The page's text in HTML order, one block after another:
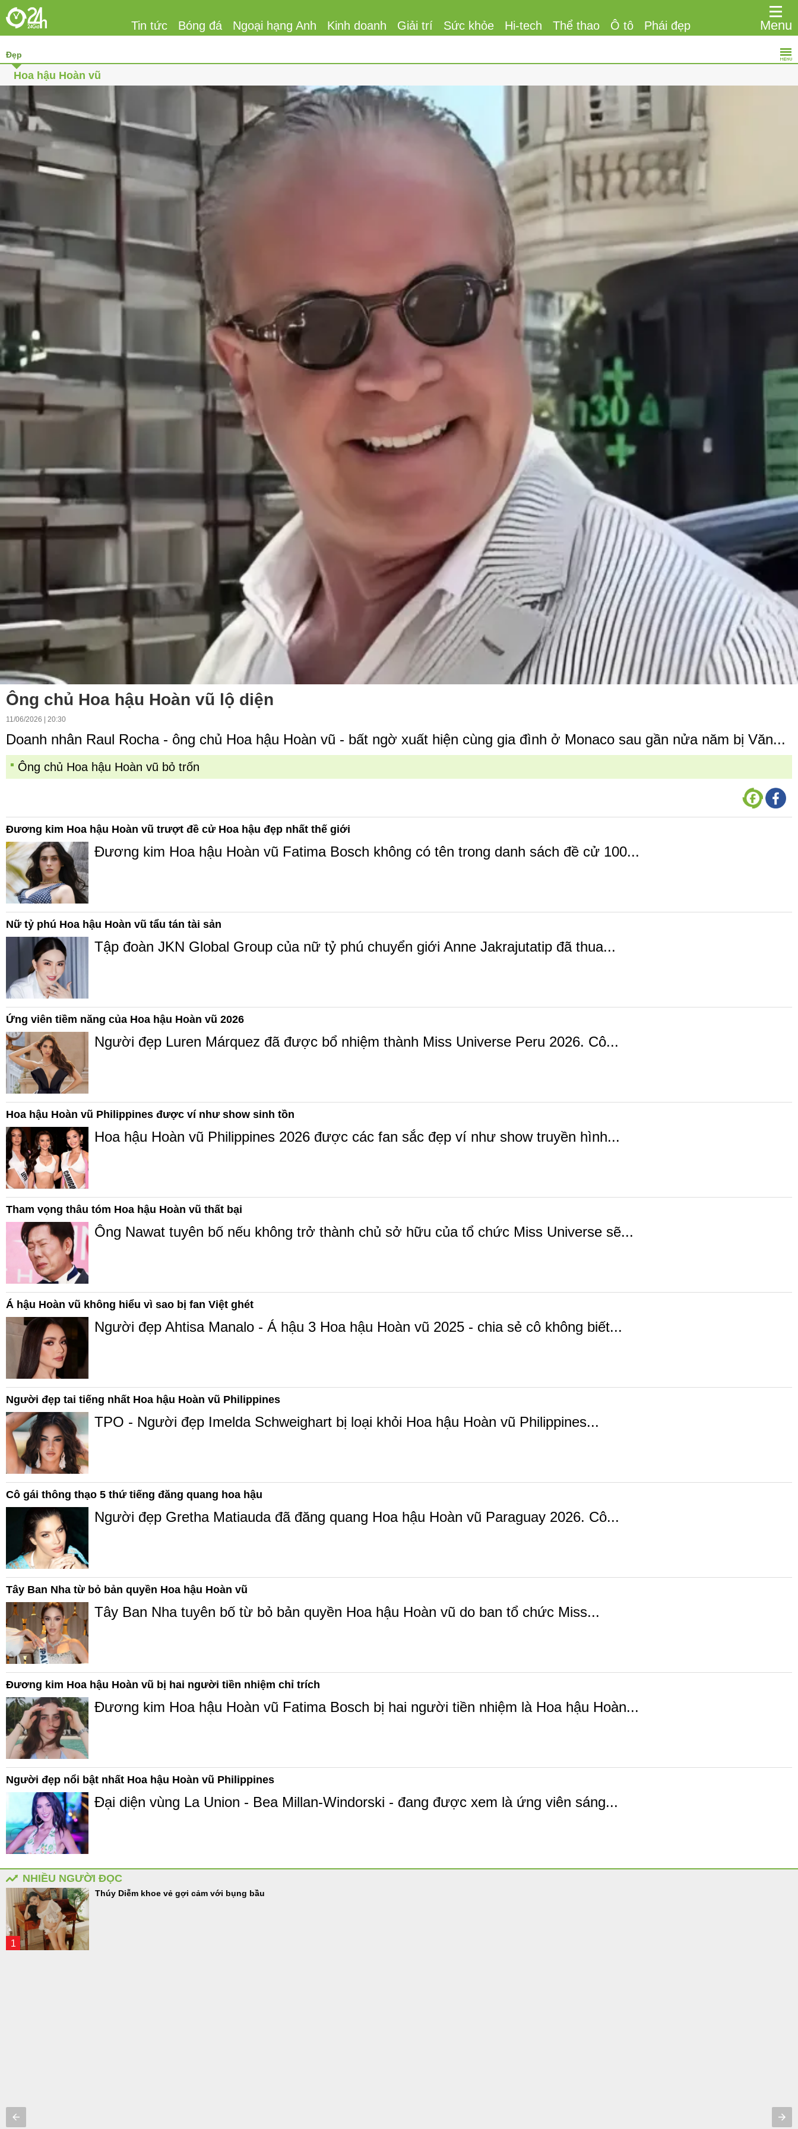
Menu
Tin tức Bóng đá Ngoại hạng Anh Kinh doanh Giải trí Sức khỏe Hi-tech Thể thao Ô tô Phái đẹp
Đẹp
Hoa hậu Hoàn vũ
Ông chủ Hoa hậu Hoàn vũ lộ diện
11/06/2026 | 20:30
Doanh nhân Raul Rocha - ông chủ Hoa hậu Hoàn vũ - bất ngờ xuất hiện cùng gia đình ở Monaco sau gần nửa năm bị Văn...
Ông chủ Hoa hậu Hoàn vũ bỏ trốn
Đương kim Hoa hậu Hoàn vũ trượt đề cử Hoa hậu đẹp nhất thế giới
Đương kim Hoa hậu Hoàn vũ Fatima Bosch không có tên trong danh sách đề cử 100...
Nữ tỷ phú Hoa hậu Hoàn vũ tẩu tán tài sản
Tập đoàn JKN Global Group của nữ tỷ phú chuyển giới Anne Jakrajutatip đã thua...
Ứng viên tiềm năng của Hoa hậu Hoàn vũ 2026
Người đẹp Luren Márquez đã được bổ nhiệm thành Miss Universe Peru 2026. Cô...
Hoa hậu Hoàn vũ Philippines được ví như show sinh tồn
Hoa hậu Hoàn vũ Philippines 2026 được các fan sắc đẹp ví như show truyền hình...
Tham vọng thâu tóm Hoa hậu Hoàn vũ thất bại
Ông Nawat tuyên bố nếu không trở thành chủ sở hữu của tổ chức Miss Universe sẽ...
Á hậu Hoàn vũ không hiểu vì sao bị fan Việt ghét
Người đẹp Ahtisa Manalo - Á hậu 3 Hoa hậu Hoàn vũ 2025 - chia sẻ cô không biết...
Người đẹp tai tiếng nhất Hoa hậu Hoàn vũ Philippines
TPO - Người đẹp Imelda Schweighart bị loại khỏi Hoa hậu Hoàn vũ Philippines...
Cô gái thông thạo 5 thứ tiếng đăng quang hoa hậu
Người đẹp Gretha Matiauda đã đăng quang Hoa hậu Hoàn vũ Paraguay 2026. Cô...
Tây Ban Nha từ bỏ bản quyền Hoa hậu Hoàn vũ
Tây Ban Nha tuyên bố từ bỏ bản quyền Hoa hậu Hoàn vũ do ban tổ chức Miss...
Đương kim Hoa hậu Hoàn vũ bị hai người tiền nhiệm chỉ trích
Đương kim Hoa hậu Hoàn vũ Fatima Bosch bị hai người tiền nhiệm là Hoa hậu Hoàn...
Người đẹp nổi bật nhất Hoa hậu Hoàn vũ Philippines
Đại diện vùng La Union - Bea Millan-Windorski - đang được xem là ứng viên sáng...
NHIỀU NGƯỜI ĐỌC
1
Thúy Diễm khoe vẻ gợi cảm với bụng bầu